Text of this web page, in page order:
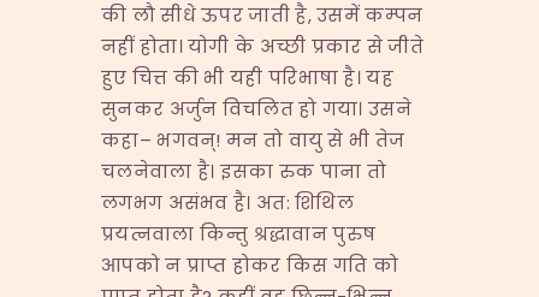
की लौ सीधे ऊपर जाती है, उसमें कम्पन
नहीं होता। योगी के अच्छी प्रकार से जीते
हुए चित्त की भी यही परिभाषा है। यह
सुनकर अर्जुन विचलित हो गया। उसने
कहा– भगवन्! मन तो वायु से भी तेज
चलनेवाला है। इसका रुक पाना तो
लगभग असंभव है। अत: शिथिल
प्रयत्नवाला किन्तु श्रद्धावान पुरुष
आपको न प्राप्त होकर किस गति को